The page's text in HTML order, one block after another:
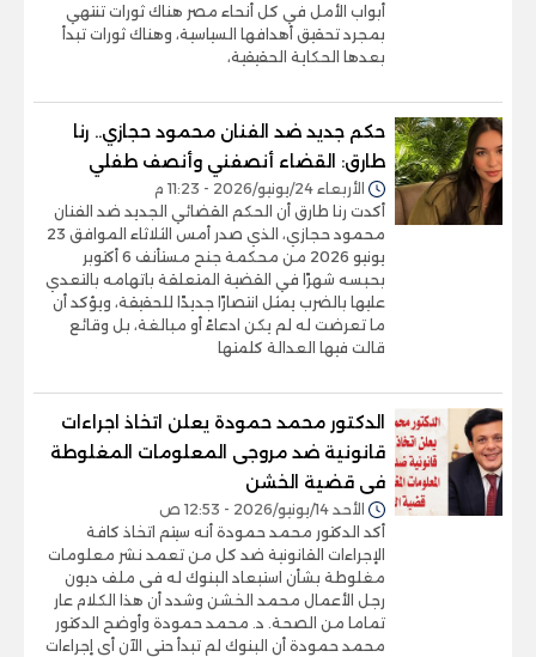
أبواب الأمل في كل أنحاء مصر هناك ثورات تنتهي
بمجرد تحقيق أهدافها السياسية، وهناك ثورات تبدأ
بعدها الحكاية الحقيقية،
حكم جديد ضد الفنان محمود حجازي.. رنا
طارق: القضاء أنصفني وأنصف طفلي
الأربعاء 24/يونيو/2026 - 11:23 م
أكدت رنا طارق أن الحكم القضائي الجديد ضد الفنان
محمود حجازي، الذي صدر أمس الثلاثاء الموافق 23
يونيو 2026 من محكمة جنح مستأنف 6 أكتوبر
بحبسه شهرًا في القضية المتعلقة باتهامه بالتعدي
عليها بالضرب يمثل انتصارًا جديدًا للحقيقة، ويؤكد أن
ما تعرضت له لم يكن ادعاءً أو مبالغة، بل وقائع
قالت فيها العدالة كلمتها
الدكتور محمد حمودة يعلن اتخاذ اجراءات
قانونية ضد مروجى المعلومات المغلوطة
فى قضية الخشن
الأحد 14/يونيو/2026 - 12:53 ص
أكد الدكتور محمد حمودة أنه سيتم اتخاذ كافة
الإجراءات القانونية ضد كل من تعمد نشر معلومات
مغلوطة بشأن استبعاد البنوك له فى ملف ديون
رجل الأعمال محمد الخشن وشدد أن هذا الكلام عار
تماما من الصحة. د. محمد حمودة وأوضح الدكتور
محمد حمودة أن البنوك لم تبدأ حتى الآن أي إجراءات